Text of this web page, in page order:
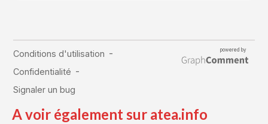
A voir également sur atea.info